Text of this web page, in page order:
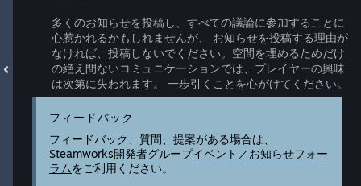
多くのお知らせを投稿し、すべての議論に参加することに
心惹かれるかもしれませんが、 お知らせを投稿する理由が
なければ、投稿しないでください。空間を埋めるためだけ
の絶え間ないコミュニケーションでは、プレイヤーの興味
は次第に失われます。 一歩引くことを心がけてください。
フィードバック
フィードバック、質問、提案がある場合は、
Steamworks開発者グループイベント／お知らせフォー
ラムをご利用ください。